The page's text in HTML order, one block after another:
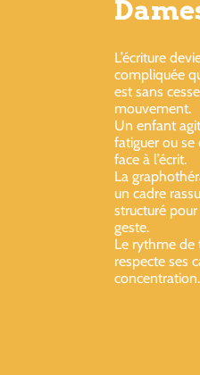
L’écriture
compliquée
est sans
mouvement.
Un enfant
fatiguer ou se
face à l’écrit.
La
un cadre
structuré
geste.
Le rythme de
respecte ses
concentration.